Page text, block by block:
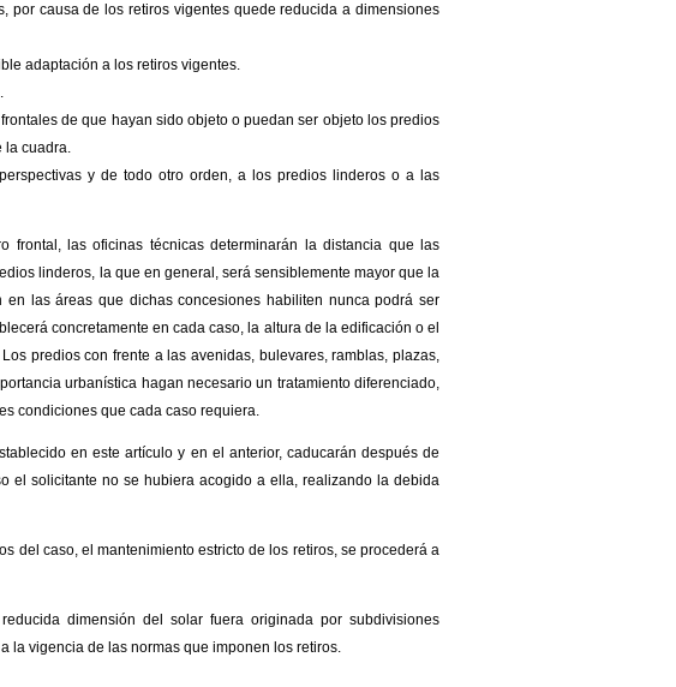
causa de los retiros vigentes quede reducida a dimensiones
adaptación a los retiros vigentes.
de que hayan sido objeto o puedan ser objeto los predios
la cuadra.
y de todo otro orden, a los predios linderos o a las
frontal, las oficinas técnicas determinarán la distancia que las
linderos, la que en general, será sensiblemente mayor que la
las áreas que dichas concesiones habiliten nunca podrá ser
concretamente en cada caso, la altura de la edificación o el
predios con frente a las avenidas, bulevares, ramblas, plazas,
urbanística hagan necesario un tratamiento diferenciado,
condiciones que cada caso requiera.
en este artículo y en el anterior, caducarán después de
el solicitante no se hubiera acogido a ella, realizando la debida
del caso, el mantenimiento estricto de los retiros, se procederá a
dimensión del solar fuera originada por subdivisiones
la vigencia de las normas que imponen los retiros.